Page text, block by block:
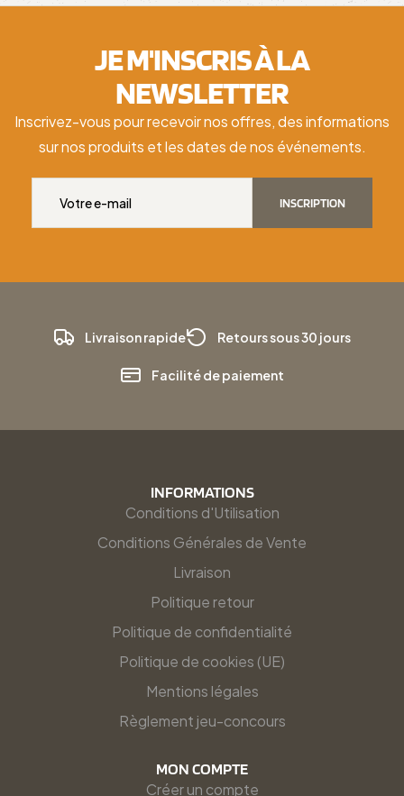
JE M'INSCRIS À LA
NEWSLETTER
Inscrivez-vous pour recevoir nos offres, des informations
sur nos produits et les dates de nos événements.
INSCRIPTION
Livraison rapide Retours sous 30 jours
Facilité de paiement
INFORMATIONS
Conditions d'Utilisation
Conditions Générales de Vente
Livraison
Politique retour
Politique de confidentialité
Politique de cookies (UE)
Mentions légales
Règlement jeu-concours
MON COMPTE
Créer un compte